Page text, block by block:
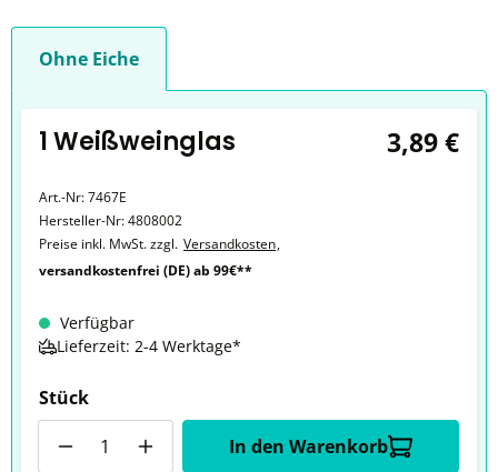
Ohne Eiche
1 Weißweinglas 3,89 €
Art.-Nr:7467E
Hersteller-Nr:4808002
Preise inkl. MwSt. zzgl. Versandkosten,
versandkostenfrei (DE) ab 99€**
Verfügbar
Lieferzeit: 2-4 Werktage*
Stück
In den Warenkorb